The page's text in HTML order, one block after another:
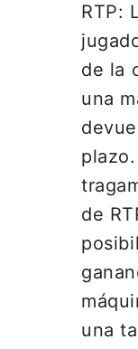
RTP:
de la
una
de
una